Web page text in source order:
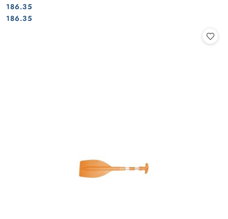
Cena:
186.35
Cena:
186.35